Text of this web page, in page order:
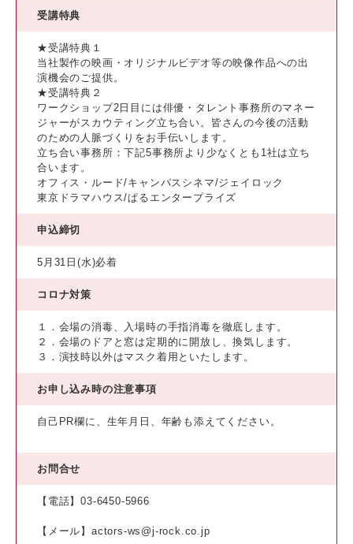
受講特典
★受講特典１
当社製作の映画・オリジナルビデオ等の映像作品への出
演機会のご提供。
★受講特典２
ワークショップ2日目には俳優・タレント事務所のマネー
ジャーがスカウティング立ち合い。皆さんの今後の活動
のための人脈づくりをお手伝いします。
立ち合い事務所：下記5事務所より少なくとも1社は立ち
合います。
オフィス・ルード/キャンパスシネマ/ジェイロック
東京ドラマハウス/ぱるエンタープライズ
申込締切
5月31日(水)必着
コロナ対策
１．会場の消毒、入場時の手指消毒を徹底します。
２．会場のドアと窓は定期的に開放し、換気します。
３．演技時以外はマスク着用といたします。
お申し込み時の注意事項
自己PR欄に、生年月日、年齢も添えてください。
お問合せ
【電話】03-6450-5966
【メール】actors-ws@j-rock.co.jp